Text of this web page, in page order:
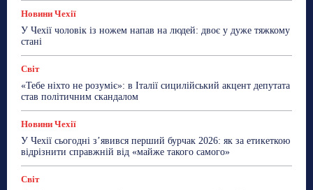
Новини Чехії
У Чехії чоловік із ножем напав на людей: двоє у дуже тяжкому
стані
Світ
«Тебе ніхто не розуміє»: в Італії сицилійський акцент депутата
став політичним скандалом
Новини Чехії
У Чехії сьогодні з’явився перший бурчак 2026: як за етикеткою
відрізнити справжній від «майже такого самого»
Світ